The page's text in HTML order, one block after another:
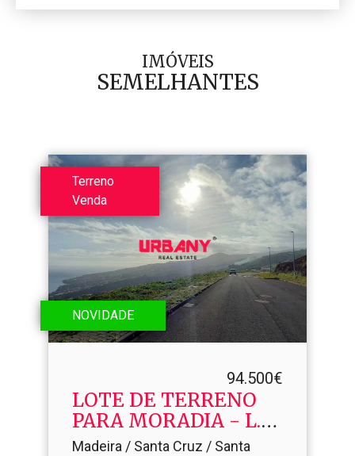
IMÓVEIS
SEMELHANTES
Terreno
Venda
NOVIDADE
94.500€
LOTE DE TERRENO
PARA MORADIA - L.​T.
27
Madeira / Santa Cruz / Santa